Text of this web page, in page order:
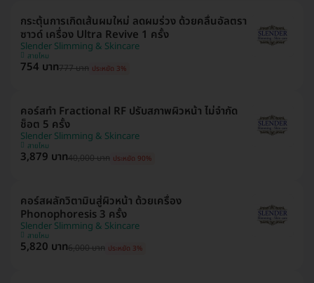
กระตุ้นการเกิดเส้นผมใหม่ ลดผมร่วง ด้วยคลื่นอัลตรา
ซาวด์ เครื่อง Ultra Revive 1 ครั้ง
Slender Slimming & Skincare
สายไหม
754 บาท777 บาท ประหยัด 3%
คอร์สทำ Fractional RF ปรับสภาพผิวหน้า ไม่จำกัด
ช็อต 5 ครั้ง
Slender Slimming & Skincare
สายไหม
3,879 บาท40,000 บาท ประหยัด 90%
คอร์สผลักวิตามินสู่ผิวหน้า ด้วยเครื่อง
Phonophoresis 3 ครั้ง
Slender Slimming & Skincare
สายไหม
5,820 บาท6,000 บาท ประหยัด 3%